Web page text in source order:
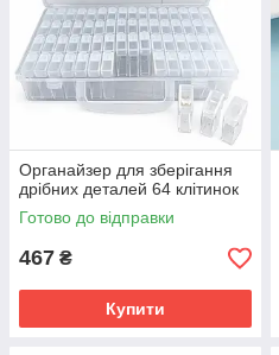
Органайзер для зберігання
дрібних деталей 64 клітинок
Готово до відправки
467 ₴
Купити